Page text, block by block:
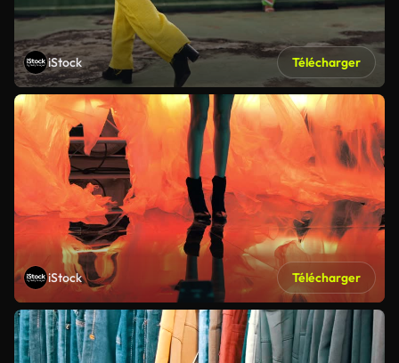
iStock Télécharger
iStock Télécharger